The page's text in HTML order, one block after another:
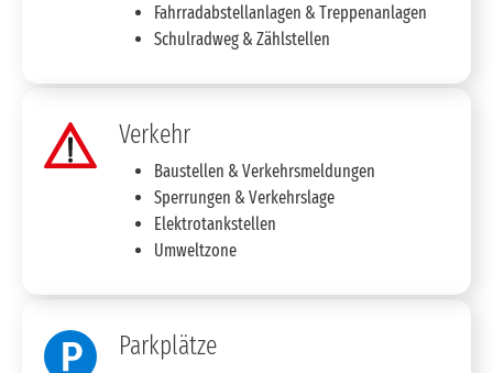
Fahrradabstellanlagen & Treppenanlagen
Schulradweg & Zählstellen
Verkehr
Baustellen & Verkehrsmeldungen
Sperrungen & Verkehrslage
Elektrotankstellen
Umweltzone
Parkplätze